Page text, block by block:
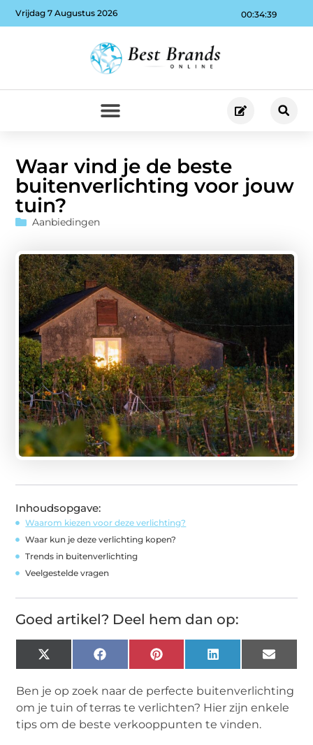
00:34:40
Vrijdag 7 Augustus 2026
Waar vind je de beste
buitenverlichting voor jouw
tuin?
Aanbiedingen
Inhoudsopgave:
Waarom kiezen voor deze verlichting?
Waar kun je deze verlichting kopen?
Trends in buitenverlichting
Veelgestelde vragen
Goed artikel? Deel hem dan op:
X
(Twitter)
FacebookPinterest LinkedIn Email
Ben je op zoek naar de perfecte buitenverlichting
om je tuin of terras te verlichten? Hier zijn enkele
tips om de beste verkooppunten te vinden.